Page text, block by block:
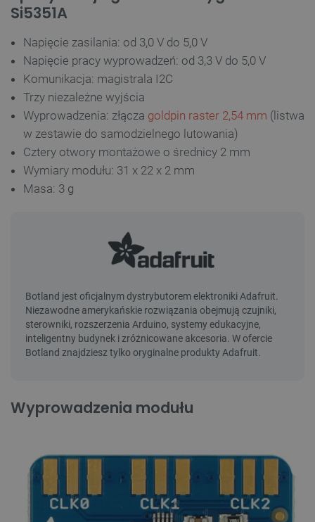
Si5351A
Napięcie zasilania: od 3,0 V do 5,0 V
Napięcie pracy wyprowadzeń: od 3,3 V do 5,0 V
Komunikacja: magistrala I2C
Trzy niezależne wyjścia
Wyprowadzenia: złącza goldpin raster 2,54 mm (listwa
w zestawie do samodzielnego lutowania)
Cztery otwory montażowe o średnicy 2 mm
Wymiary modułu: 31 x 22 x 2 mm
Masa: 3 g
Wyprowadzenia modułu